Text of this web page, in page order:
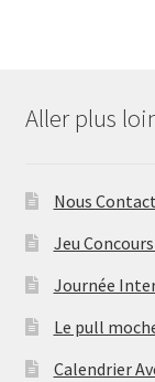
Aller plus
Nous
Jeu
Journée
Le pull
Calendrier